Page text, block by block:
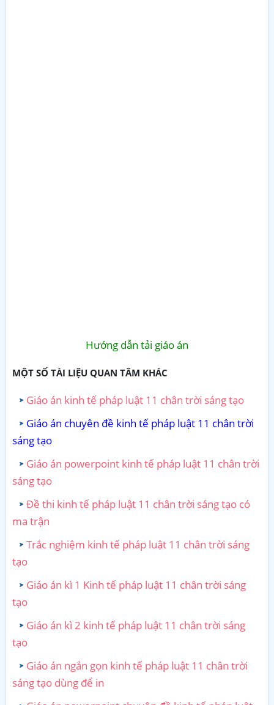
Hướng dẫn tải giáo án
MỘT SỐ TÀI LIỆU QUAN TÂM KHÁC
Giáo án kinh tế pháp luật 11 chân trời sáng tạo
Giáo án chuyên đề kinh tế pháp luật 11 chân trời
sáng tạo
Giáo án powerpoint kinh tế pháp luật 11 chân trời
sáng tạo
Đề thi kinh tế pháp luật 11 chân trời sáng tạo có
ma trận
Trắc nghiệm kinh tế pháp luật 11 chân trời sáng
tạo
Giáo án kì 1 Kinh tế pháp luật 11 chân trời sáng
tạo
Giáo án kì 2 kinh tế pháp luật 11 chân trời sáng
tạo
Giáo án ngắn gọn kinh tế pháp luật 11 chân trời
sáng tạo dùng để in